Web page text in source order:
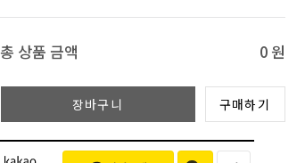
총 상품 금액 0 원
장바구니 구매하기